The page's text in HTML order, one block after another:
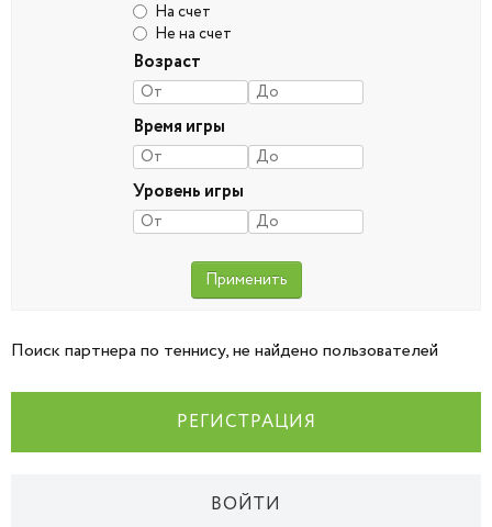
На счет
Не на счет
Возраст
Время игры
Уровень игры
Поиск партнера по теннису, не найдено пользователей
РЕГИСТРАЦИЯ
ВОЙТИ